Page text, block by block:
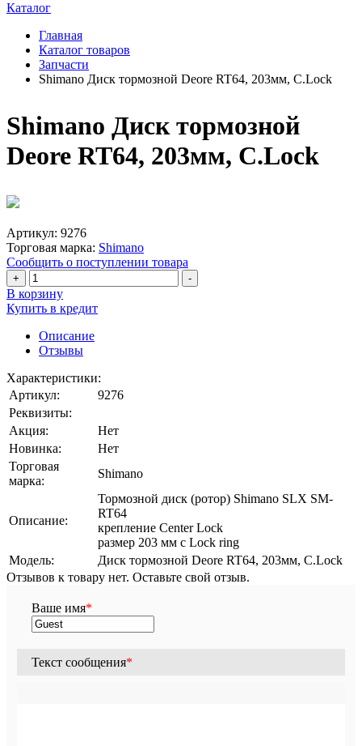
Каталог
Главная
Каталог товаров
Запчасти
Shimano Диск тормозной Deore RT64, 203мм, C.Lock
Shimano Диск тормозной
Deore RT64, 203мм, C.Lock
Артикул: 9276
Торговая марка: Shimano
Сообщить о поступлении товара
+ -
В корзину
Купить в кредит
Описание
Отзывы
Характеристики:
Артикул:
9276
Реквизиты:
Акция:
Нет
Новинка:
Нет
Торговая
марка:
Shimano
Описание:
Тормозной диск (ротор) Shimano SLX SM-
RT64
крепление Center Lock
размер 203 мм с Lock ring
Модель:
Диск тормозной Deore RT64, 203мм, C.Lock
Отзывов к товару нет. Оставьте свой отзыв.
Ваше имя*
Текст сообщения*